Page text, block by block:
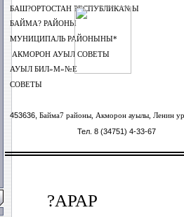
БАШ?ОРТОСТАН РЕСПУБЛИКА№Ы
БАЙМА? РАЙОНЫ
МУНИЦИПАЛЬ РАЙОНЫНЫ*
АКМОРОН АУЫЛ СОВЕТЫ
АУЫЛ БИЛ»М»№Е
СОВЕТЫ
453636,Байма7 районы, Акморон ауылы, Ленин
Тел. 8 (34751) 4-33-67